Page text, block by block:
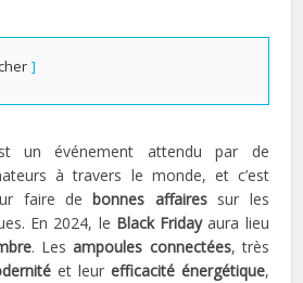
un événement attendu par de
à travers le monde, et c’est
faire de bonnes affairessur les
En 2024, le Black Fridayaura lieu
. Lesampoules connectées, très
et leur efficacité énergétique,